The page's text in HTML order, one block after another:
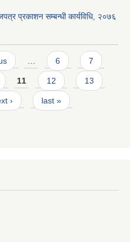
प्रकाशन सम्बन्धी कार्यविधि, २०७६
… 6 7
11 12 13
› last »